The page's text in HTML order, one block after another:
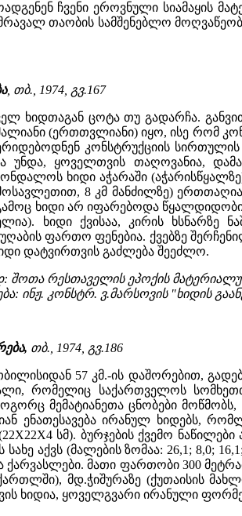
ჩვენი ეროვნული სიამაყის
თაობის სამშენებლო
, თბ., 1974, გვ.167
ცოტა თუ გადარჩა.
(ერთთვლიანი) იყო, ისე რომ
კონსტრუქციის
ყოველთვის თაღოვანია,
ხიდი აჭარაში
8 კმ მანძილზე)
ხიდი არ იფარებოდა
ხიდი ქვისაა, კირის ხსნარზე
ფართო ფენებია. ქვებზე
დატვირთვის გაძლება შეეძლო.
რესთაველის ეპოქის
ინჟ. კონსტრ. ვ.მარსოვის "ხიდის
თბ., 1974, გვ.186
57 კმ.-ის დაშორებით,
რომელიც საქართველოს
მემატიანეთა ცნობები
ირანულ ხიდებს,
სმ). ბურჯების ქვემო
აქვს (მალების ზომაა: 26,1; 8,0;
ქარვასლები. მათი ფართობი 300
მდ.ჭიშურაზე (ქუთაისის
ხიდია, ყოველგვარი ირანული